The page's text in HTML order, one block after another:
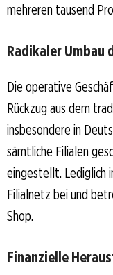
mehreren tausend
Radikaler Umbau
Die operative
Rückzug aus dem
insbesondere in
sämtliche Filialen
eingestellt. Lediglich
Filialnetz bei und
Shop.
Finanzielle